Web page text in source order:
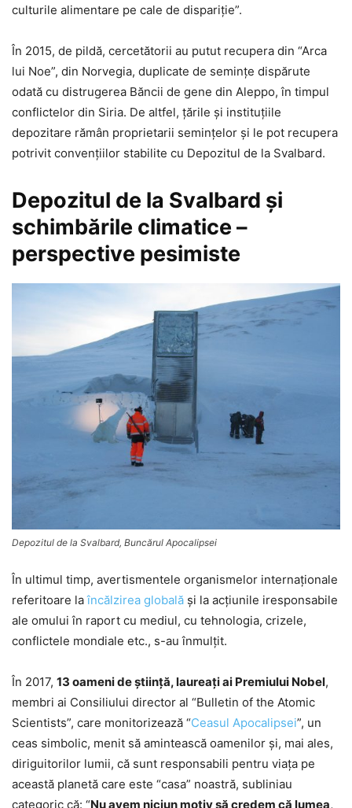
culturile alimentare pe cale de dispariţie”.
În 2015, de pildă, cercetătorii au putut recupera din “Arca
lui Noe”, din Norvegia, duplicate de seminţe dispărute
odată cu distrugerea Băncii de gene din Aleppo, în timpul
conflictelor din Siria. De altfel, ţările şi instituţiile
depozitare rămân proprietarii seminţelor şi le pot recupera
potrivit convenţiilor stabilite cu Depozitul de la Svalbard.
Depozitul de la Svalbard şi
schimbările climatice –
perspective pesimiste
Depozitul de la Svalbard, Buncărul Apocalipsei
În ultimul timp, avertismentele organismelor internaţionale
referitoare laîncălzirea globală şi la acţiunile iresponsabile
ale omului în raport cu mediul, cu tehnologia, crizele,
conflictele mondiale etc., s-au înmulţit.
În 2017, 13 oameni de ştiinţă, laureaţi ai Premiului Nobel,
membri ai Consiliului director al “Bulletin of the Atomic
Scientists”, care monitorizează “Ceasul Apocalipsei”, un
ceas simbolic, menit să amintească oamenilor şi, mai ales,
diriguitorilor lumii, că sunt responsabili pentru viaţa pe
această planetă care este “casa” noastră, subliniau
categoric că: “Nu avem niciun motiv să credem că lumea,